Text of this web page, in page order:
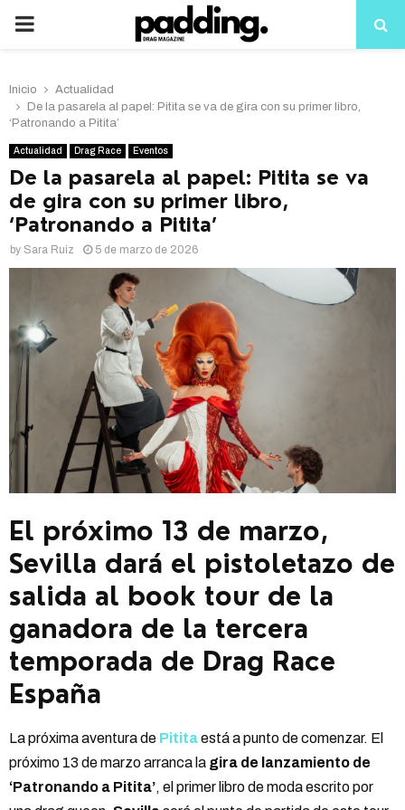
PRIMARY
Inicio
Actualidad
De la pasarela al papel: Pitita se va de gira con su primer libro,
‘Patronando a Pitita’
Actualidad Drag Race Eventos
De la pasarela al papel: Pitita se va
de gira con su primer libro,
‘Patronando a Pitita’
by Sara Ruiz 5 de marzo de 2026
El próximo 13 de marzo,
Sevilla dará el pistoletazo de
salida al book tour de la
ganadora de la tercera
temporada de Drag Race
España
La próxima aventura de Pititaestá a punto de comenzar. El
próximo 13 de marzo arranca la gira de lanzamiento de
‘Patronando a Pitita’, el primer libro de moda escrito por